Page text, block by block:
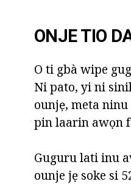
ONJE TIO
O ti gbà wipe
Ni pato, yi ni
ounjẹ, meta
pin laarin awọn
Guguru lati inu
ounje jẹ soke si